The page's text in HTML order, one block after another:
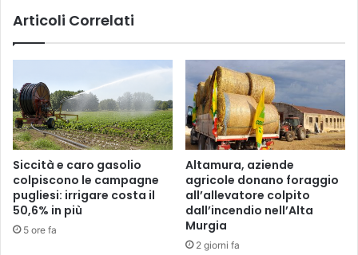
Articoli Correlati
Siccità e caro gasolio
colpiscono le campagne
pugliesi: irrigare costa il
50,6% in più
5 ore fa
Altamura, aziende
agricole donano foraggio
all’allevatore colpito
dall’incendio nell’Alta
Murgia
2 giorni fa